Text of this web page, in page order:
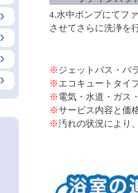
4.水中ポンプにてフ
させてさらに洗浄を
※ジェットバス・バ
※エコキュートタイ
※電気・水道・ガス
※サービス内容と価
※汚れの状況により